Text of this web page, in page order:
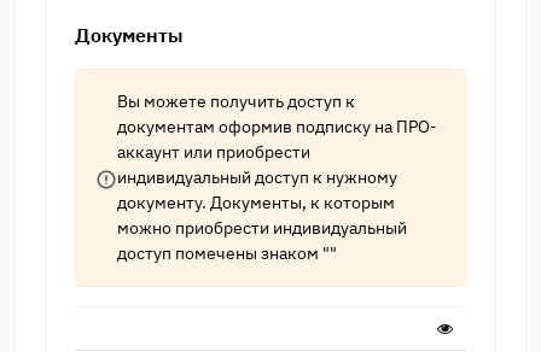
Документы
Вы можете получить доступ к
документам оформив подписку на ПРО-
аккаунт или приобрести
индивидуальный доступ к нужному
документу. Документы, к которым
можно приобрести индивидуальный
доступ помечены знаком ""